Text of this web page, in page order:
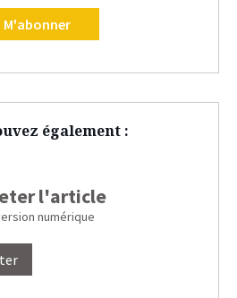
M'abonner
également :
l'article
numérique